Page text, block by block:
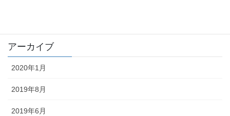
アーカイブ
2020年1月
2019年8月
2019年6月